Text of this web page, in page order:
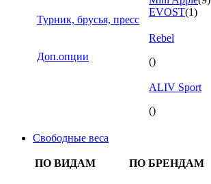
Турник, брусья, пресс
Доп.опции
EVOST(1)
Rebel
()
ALIV Sport
()
Свободные веса
ПО ВИДАМ ПО БРЕНДАМ